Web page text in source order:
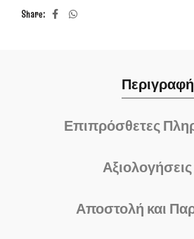
Share
Περιγραφή
Επιπρόσθετες
Αποστολή και